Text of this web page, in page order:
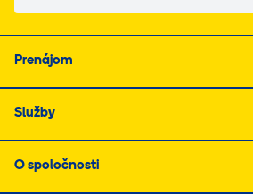
Prenájom
Služby
O spoločnosti